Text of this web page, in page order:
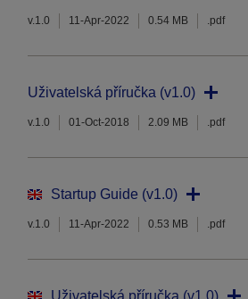
v.1.0 11-Apr-2022 0.54 MB .pdf
Uživatelská příručka (v1.0)
v.1.0 01-Oct-2018 2.09 MB .pdf
Startup Guide (v1.0)
v.1.0 11-Apr-2022 0.53 MB .pdf